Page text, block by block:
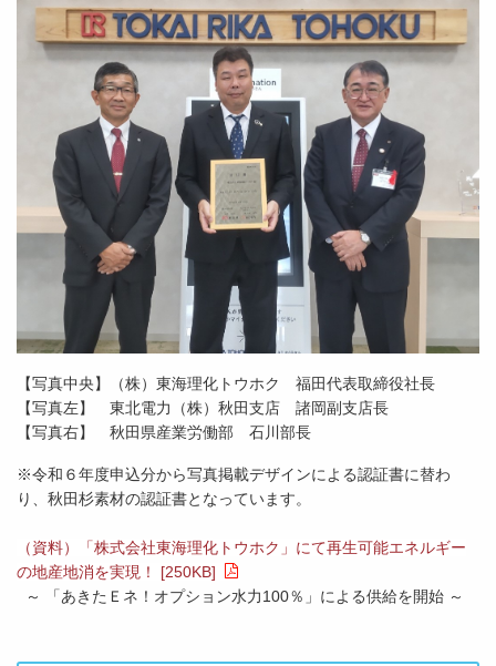
【写真中央】（株）東海理化トウホク 福田代表取締役社長
【写真左】 東北電力（株）秋田支店 諸岡副支店長
【写真右】 秋田県産業労働部 石川部長
※令和６年度申込分から写真掲載デザインによる認証書に替わ
り、秋田杉素材の認証書となっています。
（資料）「株式会社東海理化トウホク」にて再生可能エネルギー
の地産地消を実現！ [250KB]
～ 「あきたＥネ！オプション水力100％」による供給を開始 ～